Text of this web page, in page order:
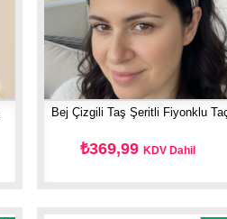
Bej Çizgili Taş Şeritli Fiyonklu
₺369,99KDV Dahil